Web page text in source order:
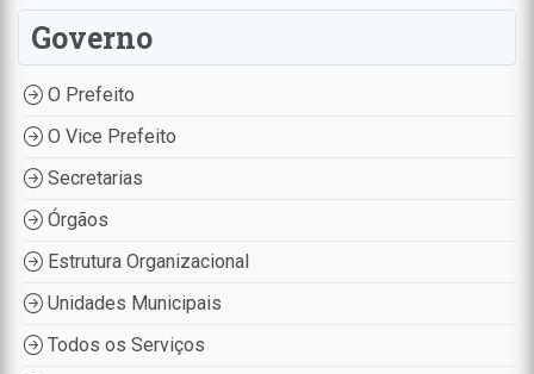
Governo
O Prefeito
O Vice Prefeito
Secretarias
Órgãos
Estrutura Organizacional
Unidades Municipais
Todos os Serviços